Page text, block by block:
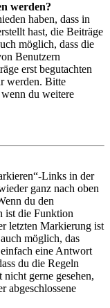
werden?
haben, dass in
hast, die Beiträge
möglich, dass die
Benutzern
erst begutachten
werden. Bitte
du weitere
Links in der
ganz nach oben
du den
ist die Funktion
letzten Markierung ist
möglich, das
eine Antwort
du die Regeln
gerne gesehen,
abgeschlossene